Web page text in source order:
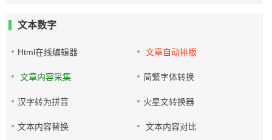
文本数字
Html在线编辑器 文章自动排版
文章内容采集 简繁字体转换
汉字转为拼音 火星文转换器
文本内容替换 文本内容对比